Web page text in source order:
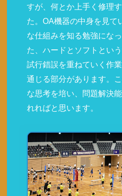
すが、何とか上手く修理
た。OA機器の中身を見て
な仕組みを知る勉強にな
た、ハードとソフトとい
試行錯誤を重ねていく作
通じる部分があります。
な思考を培い、問題解決
れればと思います。